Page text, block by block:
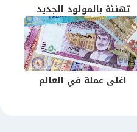
تهنئة بالمولود الجديد
اغلى عملة في العالم